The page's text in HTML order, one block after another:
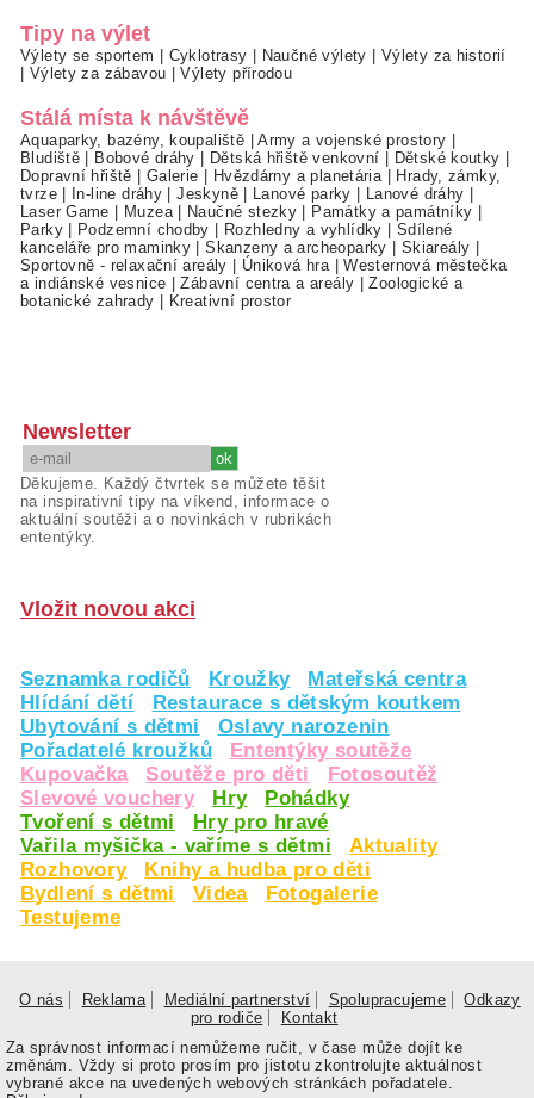
Tipy na výlet
Výlety se sportem Cyklotrasy Naučné výlety
Výlety za historií
Výlety za zábavou |Výlety přírodou
Stálá místa k návštěvě
Aquaparky, bazény, koupaliště |Army a vojenské prostory
Bludiště
Bobové dráhy Dětská hřiště venkovní Dětské koutky
Dopravní hřiště
Galerie Hvězdárny a planetária|
Hrady, zámky,
tvrze| In-line dráhy |Jeskyně| Lanové parky Lanové dráhy
Laser Game
Muzea| Naučné stezky Památky a památníky
Parky| Podzemní chodby Rozhledny a vyhlídky
Sdílené
kanceláře pro maminky |Skanzeny a archeoparky Skiareály
Sportovně - relaxační areály
Úniková hra|Westernová městečka
a indiánské vesnice |Zábavní centra a areály |Zoologické a
botanické zahrady
Kreativní prostor
Newsletter
Děkujeme. Každý čtvrtek se můžete těšit
na inspirativní tipy na víkend, informace o
aktuální soutěži a o novinkách v rubrikách
ententýky.
Vložit novou akci
Seznamka rodičů Kroužky
Mateřská centra
Hlídání dětí
Restaurace s dětským koutkem
Ubytování s dětmi
Oslavy narozenin
Pořadatelé kroužků
Ententýky soutěže
Kupovačka
Soutěže pro děti
Fotosoutěž
Slevové vouchery
Hry
Pohádky
Tvoření s dětmi
Hry pro hravé
Vařila myšička - vaříme s dětmi
Aktuality
Rozhovory
Knihy a hudba pro děti
Bydlení s dětmi
Videa
Fotogalerie
Testujeme
O nás Reklama Mediální partnerství Spolupracujeme
Odkazy
pro rodiče
Kontakt
Za správnost informací nemůžeme ručit, v čase může dojít ke
změnám. Vždy si proto prosím pro jistotu zkontrolujte aktuálnost
vybrané akce na uvedených webových stránkách pořadatele.